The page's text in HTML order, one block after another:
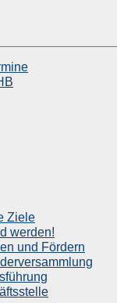
Ziele
werden!
und Fördern